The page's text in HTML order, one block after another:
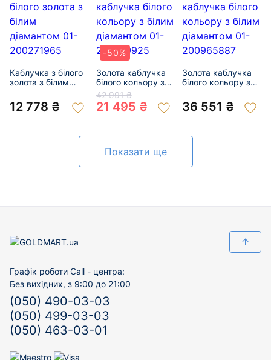
Каблучка з білого
золота з білим
200271965
12 778 ₴
-50%
Золота каблучка
білого кольору з
білим діамантом
01-200779925
42 991 ₴
21 495 ₴
Золота каблучка
білого кольору з
01-200965887
36 551 ₴
Показати ще
↑
Графік роботи Call - центра:
Без вихідних, з 9:00 до 21:00
(050) 490-03-03
(050) 499-03-03
(050) 463-03-01